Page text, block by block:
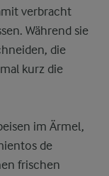
verbracht
Während sie
die
kurz die
im Ärmel,
de
frischen